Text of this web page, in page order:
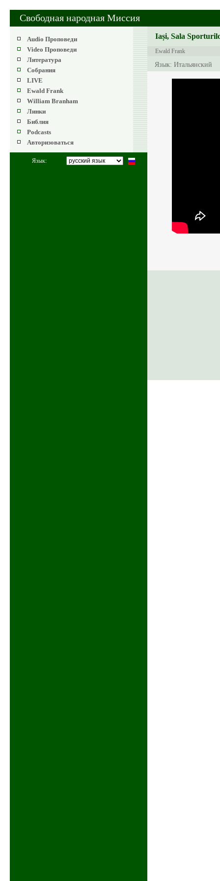
Свободная народная Миссия
Audio Проповеди
Video Проповеди
Литература
Собрания
LIVE
Ewald Frank
William Branham
Линки
Библия
Podcasts
Авторизоваться
Язык:
Iași, Sala
Ewald Frank
Язык: Итальянский